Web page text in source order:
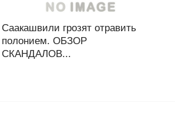
Саакашвили грозят отравить
полонием. ОБЗОР
СКАНДАЛОВ...